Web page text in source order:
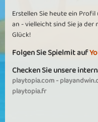
Erstellen Sie heute ein
an - vielleicht sind Sie ja der
Glück!
Folgen Sie Spielmit auf
Checken Sie unsere
playtopia.com-
playtopia.fr